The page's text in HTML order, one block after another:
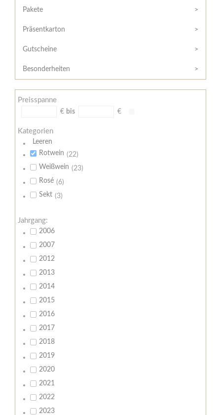
/
Widerrufsformular
AGB
und
Zahlungsbedingungen
Meine
Bestellung
Pakete
Präsentkarton
Gutscheine
Besonderheiten
Preisspanne
€ bis €
Kategorien
Leeren
Rotwein (22)
Weißwein (23)
Rosé (6)
Sekt (3)
Jahrgang:
2006
2007
2012
2013
2014
2015
2016
2017
2018
2019
2020
2021
2022
2023